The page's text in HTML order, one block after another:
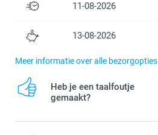
11-08-2026
13-08-2026
Meer informatie over alle bezorgopties
Heb je een taalfoutje
gemaakt?